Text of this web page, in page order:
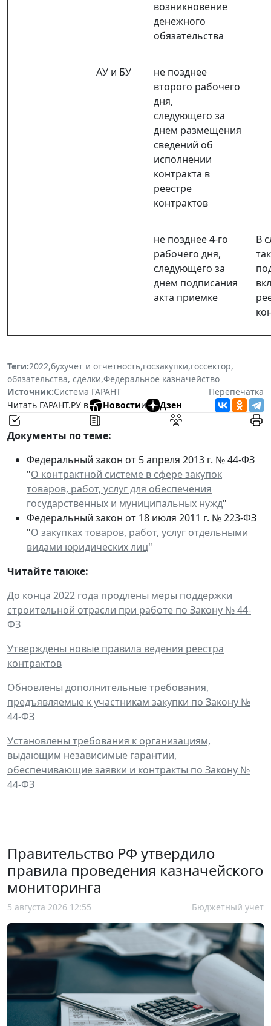
возникновение
денежного
обязательства
АУ и БУ
не позднее
второго рабочего
дня,
следующего за
днем размещения
сведений об
исполнении
контракта в
реестре
контрактов
не позднее 4-го
рабочего дня,
следующего за
днем подписания
акта приемке
В
Теги:2022,бухучет и отчетность,госзакупки,госсектор,
обязательства, сделки,Федеральное казначейство
Источник:Система ГАРАНТ
Перепечатка
Читать ГАРАНТ.РУ в
Новостии Дзен
Документы по теме:
Федеральный закон от 5 апреля 2013 г. № 44-ФЗ
"О контрактной системе в сфере закупок
товаров, работ, услуг для обеспечения
государственных и муниципальных нужд"
Федеральный закон от 18 июля 2011 г. № 223-ФЗ
"О закупках товаров, работ, услуг отдельными
видами юридических лиц"
Читайте также:
До конца 2022 года продлены меры поддержки
строительной отрасли при работе по Закону № 44-
ФЗ
Утверждены новые правила ведения реестра
контрактов
Обновлены дополнительные требования,
предъявляемые к участникам закупки по Закону №
44-ФЗ
Установлены требования к организациям,
выдающим независимые гарантии,
обеспечивающие заявки и контракты по Закону №
44-ФЗ
Правительство РФ утвердило
правила проведения казначейского
мониторинга
5 августа 2026 12:55 Бюджетный учет